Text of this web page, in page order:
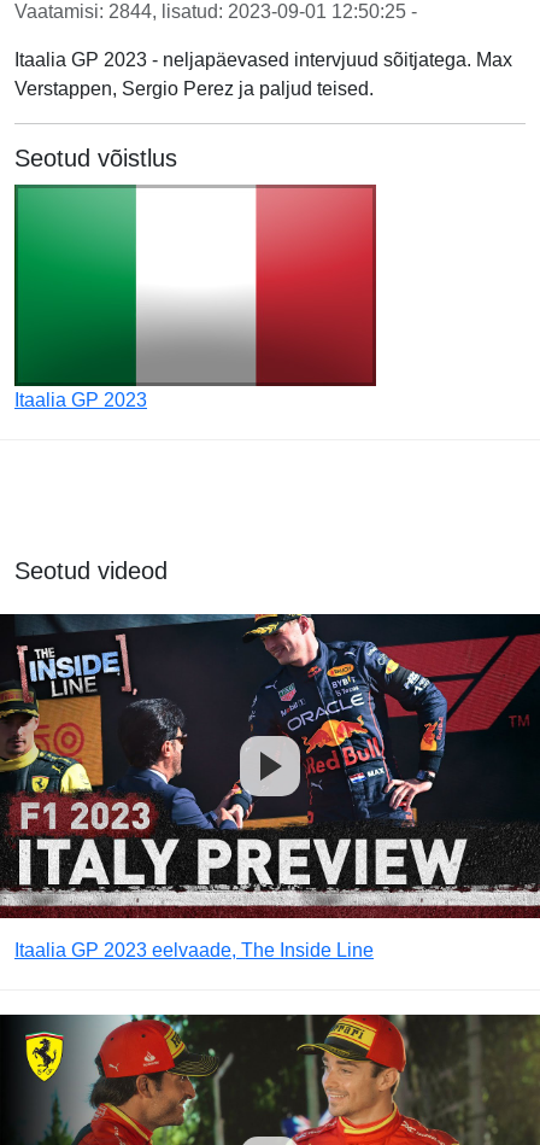
Vaatamisi: 2844, lisatud: 2023-09-01 12:50:25 -
Itaalia GP 2023 - neljapäevased intervjuud sõitjatega. Max
Verstappen, Sergio Perez ja paljud teised.
Seotud võistlus
Itaalia GP 2023
Seotud videod
Itaalia GP 2023 eelvaade, The Inside Line